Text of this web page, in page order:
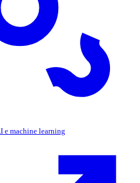
e machine learning